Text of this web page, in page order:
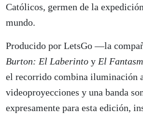
Católicos, germen de la
mundo.
Producido por LetsGo —la
Burton: El Laberinto y El
el recorrido combina iluminación
videoproyecciones y una banda
expresamente para esta edición,